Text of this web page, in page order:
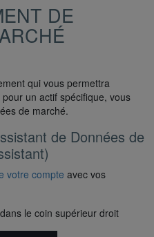
DE
qui vous permettra
un actif spécifique, vous
de marché.
de Données de
votre compte avec vos
le coin supérieur droit